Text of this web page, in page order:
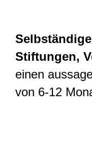
Stiftungen,
einen
von 6-12